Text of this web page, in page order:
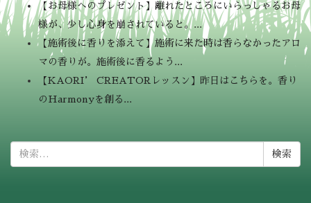
【お母様へのプレゼント】離れたところにいらっしゃるお母
様が、少し心身を崩されていると。...
【施術後に香りを添えて】施術に来た時は香らなかったアロ
マの香りが。施術後に香るよう...
【KAORI’ CREATORレッスン】昨日はこちらを。香り
のHarmonyを創る...
索: